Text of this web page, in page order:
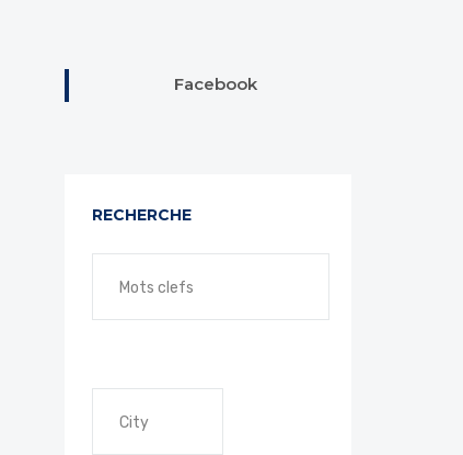
Facebook
RECHERCHE